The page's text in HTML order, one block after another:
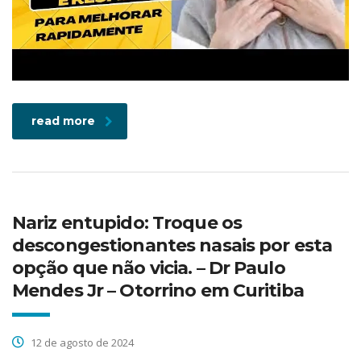
read more
Nariz entupido: Troque os
descongestionantes nasais por esta
opção que não vicia. – Dr Paulo
Mendes Jr – Otorrino em Curitiba
12 de agosto de 2024